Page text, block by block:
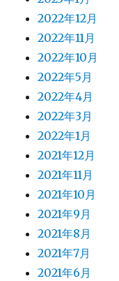
2022年12月
2022年11月
2022年10月
2022年5月
2022年4月
2022年3月
2022年1月
2021年12月
2021年11月
2021年10月
2021年9月
2021年8月
2021年7月
2021年6月